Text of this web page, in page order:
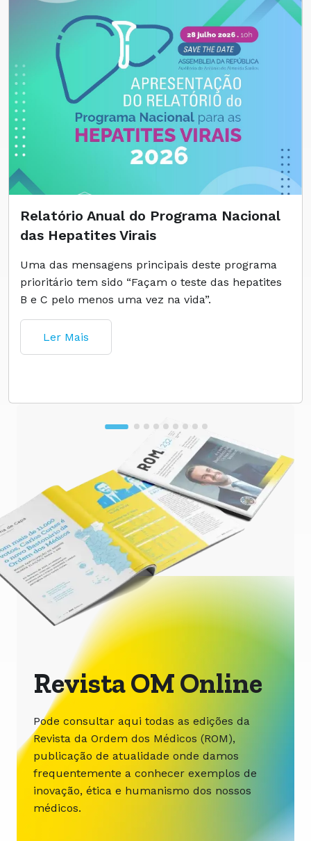
Relatório Anual do Programa Nacional
das Hepatites Virais
Uma das mensagens principais deste programa
prioritário tem sido “Façam o teste das hepatites
B e C pelo menos uma vez na vida”.
Ler Mais
Revista OM Online
Pode consultar aqui todas as edições da
Revista da Ordem dos Médicos (ROM),
publicação de atualidade onde damos
frequentemente a conhecer exemplos de
inovação, ética e humanismo dos nossos
médicos.